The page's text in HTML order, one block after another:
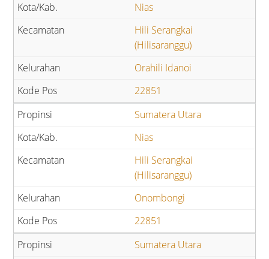
Nias
Hili Serangkai
(Hilisaranggu)
Orahili Idanoi
22851
Sumatera Utara
Nias
Hili Serangkai
(Hilisaranggu)
Onombongi
22851
Sumatera Utara